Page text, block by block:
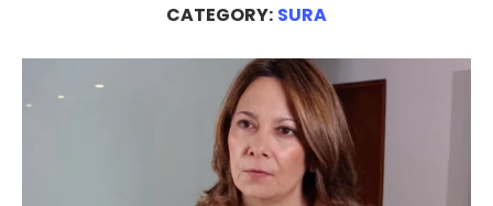
CATEGORY: SURA